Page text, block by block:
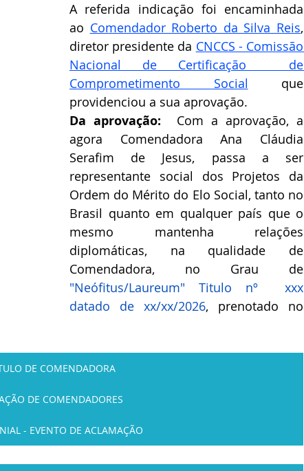
A referida indicação foi encaminhada
ao Comendador Roberto da Silva Reis,
diretor presidente da CNCCS - Comissão
Nacional de Certificação  de
Comprometimento Social
que
providenciou a sua aprovação.
Da aprovação: Com a aprovação, a
agora Comendadora Ana Cláudia
Serafim de Jesus, passa a ser
representante social dos Projetos da
Ordem do Mérito do Elo Social, tanto no
Brasil quanto em qualquer país que o
mesmo mantenha relações
diplomáticas, na qualidade de
"Neófitus/Laureum" Titulo nº  xxx
datado de xx/xx/2026, prenotado no
DE COMENDADORA
DE COMENDADORES
- EVENTO DE ACLAMAÇÃO